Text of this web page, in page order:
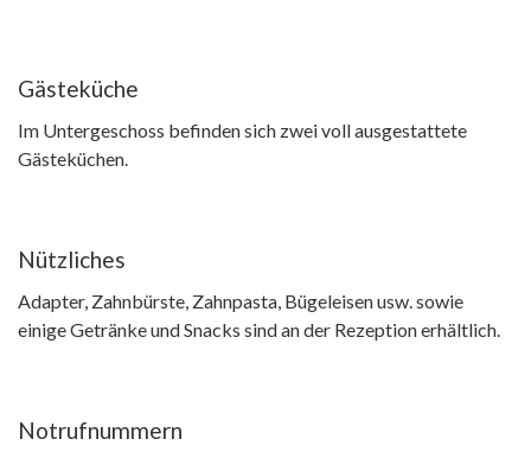
Gästeküche
Im Untergeschoss befinden sich zwei voll ausgestattete
Gästeküchen.
Nützliches
Adapter, Zahnbürste, Zahnpasta, Bügeleisen usw. sowie
einige Getränke und Snacks sind an der Rezeption erhältlich.
Notrufnummern